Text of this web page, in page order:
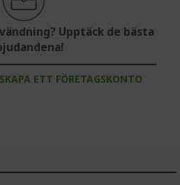
Upptäck de bästa
SKAPA ETT FÖRETAGSKONTO